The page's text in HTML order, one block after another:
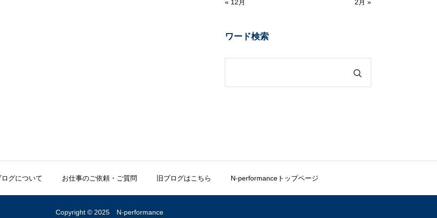
« 12月 2月 »
ワード検索
ログについて お仕事のご依頼・ご質問 旧ブログはこちら N-performanceトップページ
Copyright © 2025 N-performance